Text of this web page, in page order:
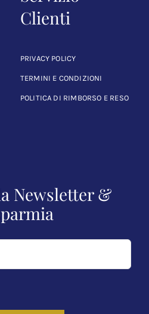
Clienti
PRIVACY POLICY
TERMINI E CONDIZIONI
POLITICA DI RIMBORSO E RESO
Newsletter &